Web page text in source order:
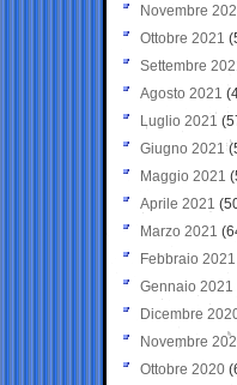
Novembre
Ottobre 2021
Settembre
Agosto 2021
Luglio 2021
Giugno 2021
Maggio 2021
Aprile 2021
Marzo 2021
Febbraio 2021
Gennaio 2021
Dicembre
Novembre
Ottobre 2020